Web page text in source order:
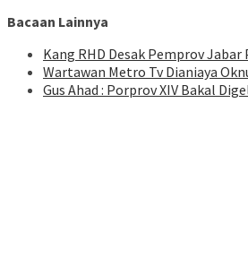
Bacaan Lainnya
Kang RHD Desak Pemprov
Wartawan Metro Tv Dianiaya
Gus Ahad : Porprov XIV Bakal